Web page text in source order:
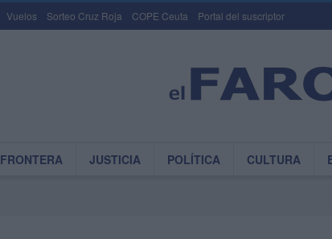
Vuelos Sorteo Cruz Roja COPE Ceuta Portal del suscriptor
FRONTERA JUSTICIA POLÍTICA CULTURA